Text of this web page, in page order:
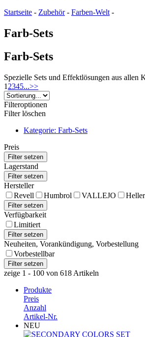
Startseite - Zubehör- Farben-Welt -
Farb-Sets
Farb-Sets
Spezielle Sets und Effektlösungen aus allen
1 2345...>>
Filteroptionen
Filter löschen
Kategorie: Farb-Sets
Preis
Lagerstand
Hersteller
Revell
Humbrol VALLEJO Heller
Verfügbarkeit
Limitiert
Neuheiten, Vorankündigung, Vorbestellung
Vorbestellbar
zeige 1 - 100 von 618 Artikeln
Produkte
Preis
Anzahl
Artikel-Nr.
NEU